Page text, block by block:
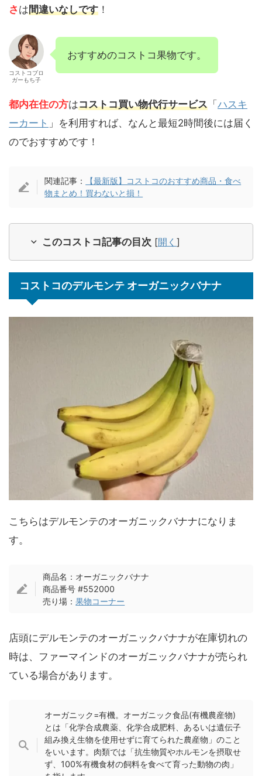
さ は間違いなしです ！
コストコブロ
ガーもち子
おすすめのコストコ果物です。
都内在住の方はコストコ買い物代行サービス 「 ハスキ
ーカート 」を利用すれば、なんと最短2時間後には届く
のでおすすめです！
関連記事：
【最新版】コストコのおすすめ商品・食べ
物まとめ！買わないと損！
このコストコ記事の目次 [開く ]
コストコのデルモンテ オーガニックバナナ
こちらはデルモンテのオーガニックバナナになりま
す。
商品名：オーガニックバナナ
商品番号 #552000
売り場：果物コーナー
店頭にデルモンテのオーガニックバナナが在庫切れの
時は、ファーマインドのオーガニックバナナが売られ
ている場合があります。
オーガニック=有機。オーガニック食品(有機農産物)
とは「化学合成農薬、化学合成肥料、あるいは遺伝子
組み換え生物を使用せずに育てられた農産物」のこと
をいいます。肉類では「抗生物質やホルモンを摂取せ
ず、100%有機食材の飼料を食べて育った動物の肉」